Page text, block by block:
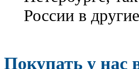
России в
Покупать у нас